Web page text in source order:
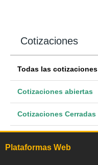
Cotizaciones
Todas las cotizaciones
Cotizaciones abiertas
Cotizaciones Cerradas
Plataformas Web